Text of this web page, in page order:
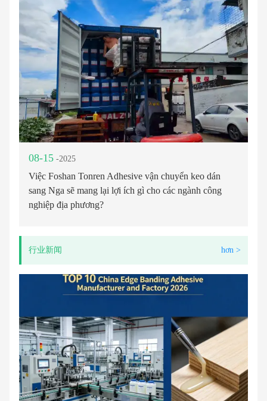
08-15 -2025
Việc Foshan Tonren Adhesive vận chuyển keo dán
sang Nga sẽ mang lại lợi ích gì cho các ngành công
nghiệp địa phương?
行业新闻 hơn >